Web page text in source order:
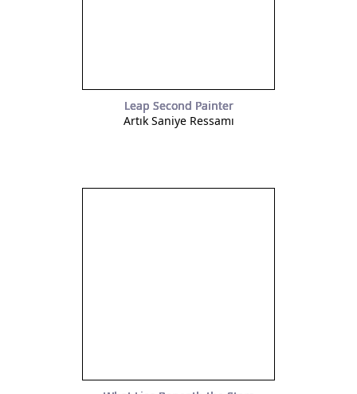
Leap Second Painter
Artık Saniye Ressamı